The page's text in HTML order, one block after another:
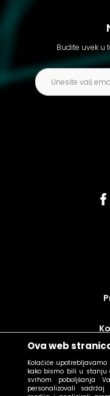
Ova web
Kolačiće
kako bismo bili u
svrhom poboljšanja
personalizovali
Budite uvek